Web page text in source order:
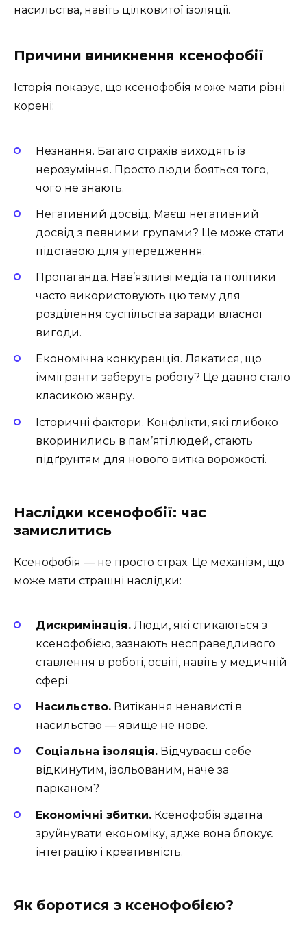
насильства, навіть цілковитої ізоляції.
Причини виникнення ксенофобії
Історія показує, що ксенофобія може мати різні
корені:
Незнання. Багато страхів виходять із
нерозуміння. Просто люди бояться того,
чого не знають.
Негативний досвід. Маєш негативний
досвід з певними групами? Це може стати
підставою для упередження.
Пропаганда. Нав’язливі медіа та політики
часто використовують цю тему для
розділення суспільства заради власної
вигоди.
Економічна конкуренція. Лякатися, що
іммігранти заберуть роботу? Це давно стало
класикою жанру.
Історичні фактори. Конфлікти, які глибоко
вкоринились в пам’яті людей, стають
підґрунтям для нового витка ворожості.
Наслідки ксенофобії: час
замислитись
Ксенофобія — не просто страх. Це механізм, що
може мати страшні наслідки:
Дискримінація. Люди, які стикаються з
ксенофобією, зазнають несправедливого
ставлення в роботі, освіті, навіть у медичній
сфері.
Насильство. Витікання ненависті в
насильство — явище не нове.
Соціальна ізоляція. Відчуваєш себе
відкинутим, ізольованим, наче за
парканом?
Економічні збитки. Ксенофобія здатна
зруйнувати економіку, адже вона блокує
інтеграцію і креативність.
Як боротися з ксенофобією?